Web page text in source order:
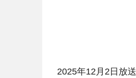
2025年12月2日放送